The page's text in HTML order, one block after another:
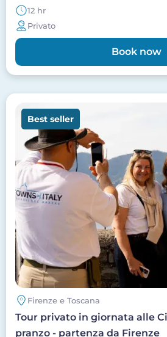
12 hr
Privato
Book now
Image
Best seller
Firenze e Toscana
Tour privato in giornata alle
pranzo - partenza da Firenze